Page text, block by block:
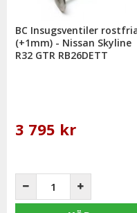
BC Insugsventiler
(+1mm) - Nissan Skyline
R32 GTR RB26DETT
3 795 kr